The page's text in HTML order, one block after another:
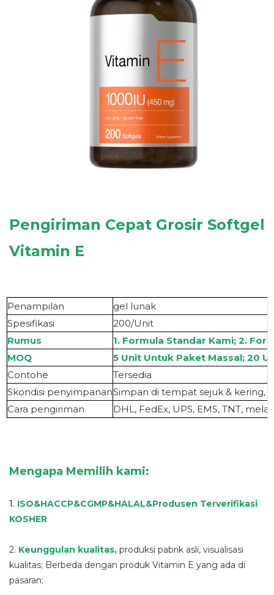
Pengiriman Cepat Grosir Softgel
Vitamin E
Penampilan
gel lunak
Spesifikasi
200/Unit
Rumus
1. Formula Standar Kami; 2.
MOQ
5 Unit Untuk Paket Massal; 20
Contohe
Tersedia
Skondisi penyimpananSimpan di tempat sejuk & kering,
Cara pengiriman
DHL, FedEx, UPS, EMS, TNT,
Mengapa Memilih kami:
1. ISO&HACCP&CGMP&HALAL&Produsen Terverifikasi
KOSHER
2. Keunggulan kualitas, produksi pabrik asli, visualisasi
kualitas; Berbeda dengan produk Vitamin E yang ada di
pasaran;